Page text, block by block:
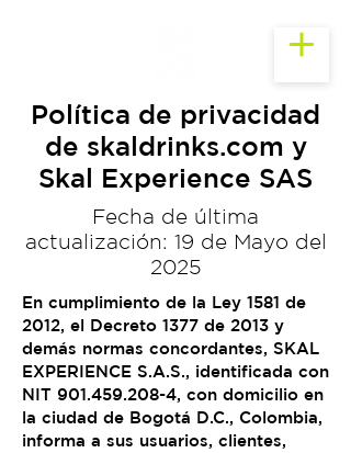
Política de privacidad
de skaldrinks.com y
Skal Experience SAS
Fecha de última
actualización: 19 de Mayo del
2025
En cumplimiento de la Ley 1581 de
2012, el Decreto 1377 de 2013 y
demás normas concordantes, SKAL
EXPERIENCE S.A.S., identificada con
NIT 901.459.208-4, con domicilio en
la ciudad de Bogotá D.C., Colombia,
informa a sus usuarios, clientes,